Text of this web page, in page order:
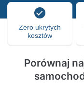
Zero ukrytych
kosztów
Porównaj